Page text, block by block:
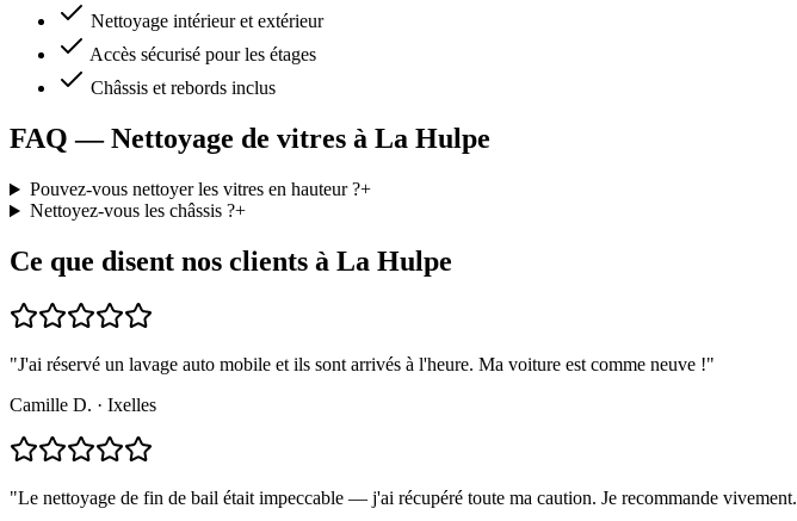
Nettoyage intérieur et extérieur
Accès sécurisé pour les étages
Châssis et rebords inclus
FAQ — Nettoyage de vitres à La Hulpe
Pouvez-vous nettoyer les vitres en hauteur ?+
Nettoyez-vous les châssis ?+
Ce que disent nos clients à La Hulpe
"J'ai réservé un lavage auto mobile et ils sont arrivés à l'heure. Ma voiture est comme neuve !"
Camille D. · Ixelles
"Le nettoyage de fin de bail était impeccable — j'ai récupéré toute ma caution. Je recommande vivement.